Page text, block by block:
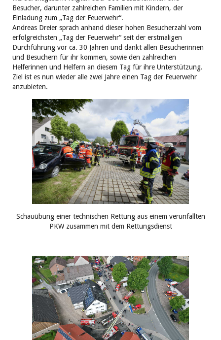
Besucher, darunter zahlreichen Familien mit Kindern, der
Einladung zum „Tag der Feuerwehr“.
Andreas Dreier sprach anhand dieser hohen Besucherzahl vom
erfolgreichsten „Tag der Feuerwehr“ seit der erstmaligen
Durchführung vor ca. 30 Jahren und dankt allen Besucherinnen
und Besuchern für ihr kommen, sowie den zahlreichen
Helferinnen und Helfern an diesem Tag für ihre Unterstützung.
Ziel ist es nun wieder alle zwei Jahre einen Tag der Feuerwehr
anzubieten.
Schauübung einer technischen Rettung aus einem verunfallten
PKW zusammen mit dem Rettungsdienst